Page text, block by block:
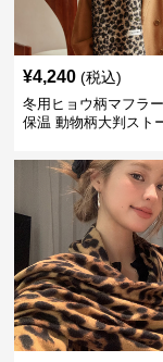
¥4,240 (税込)
冬用ヒョウ柄マフラ
保温 動物柄大判スト